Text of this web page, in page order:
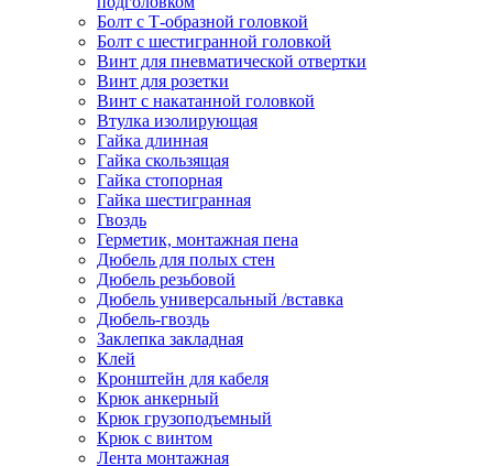
Болт с Т-образной головкой
Болт с шестигранной головкой
Винт для пневматической отвертки
Винт для розетки
Винт с накатанной головкой
Втулка изолирующая
Гайка длинная
Гайка скользящая
Гайка стопорная
Гайка шестигранная
Гвоздь
Герметик, монтажная пена
Дюбель для полых стен
Дюбель резьбовой
Дюбель универсальный /вставка
Дюбель-гвоздь
Заклепка закладная
Клей
Кронштейн для кабеля
Крюк анкерный
Крюк грузоподъемный
Крюк с винтом
Лента монтажная